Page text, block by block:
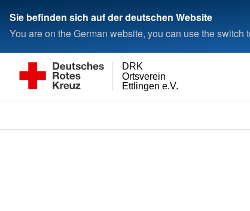
Sie befinden sich auf der deutschen Website
You are on the German website, you can use the switch
Ettlingen e.V.
Ortsverein
DRK